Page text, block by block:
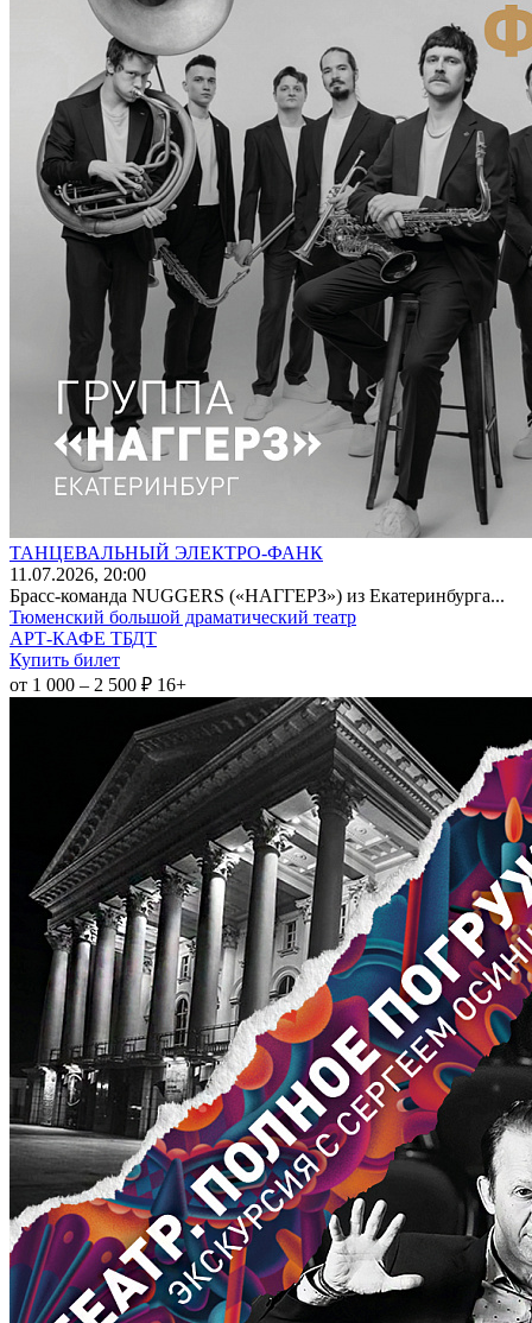
ТАНЦЕВАЛЬНЫЙ ЭЛЕКТРО-ФАНК
11 .07.2026, 20:00
Брасс-команда NUGGERS («НАГГЕРЗ») из Екатеринбурга...
Тюменский большой драматический театр
АРТ-КАФЕ ТБДТ
Купить билет
от 1 000 – 2 500 ₽ 16+